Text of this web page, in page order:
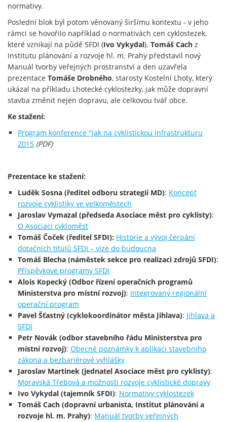
normativy.
Poslední blok byl potom věnovaný širšímu kontextu - v jeho
rámci se hovořilo například o normativách cen cyklostezek,
které vznikají na půdě SFDI (Ivo Vykydal). Tomáš Cach z
Institutu plánování a rozvoje hl. m. Prahy představil nový
Manuál tvorby veřejných prostranství a den uzavřela
prezentace Tomáše Drobného, starosty Kostelní Lhoty, který
ukázal na příkladu Lhotecké cyklostezky, jak může dopravní
stavba změnit nejen dopravu, ale celkovou tvář obce.
Ke stažení:
Program konference "Jak na cyklistickou infrastrukturu
2015 (PDF)
Prezentace ke stažení:
Luděk Sosna (ředitel odboru strategií MD): Koncept
rozvoje cyklistiky ve velkoměstech
Jaroslav Vymazal (předseda Asociace měst pro cyklisty):
O Asociaci cykloměst
Tomáš Čoček (ředitel SFDI): Historie a vývoj čerpání
dotačních titulů SFDI – vize do budoucna
Tomáš Blecha (náměstek sekce pro realizaci zdrojů SFDI):
Příspěvkové programy SFDI
Alois Kopecký (Odbor řízení operačních programů
Ministerstva pro místní rozvoj): Integrovaný regionální
operační program
Pavel Šťastný (cyklokoordinátor města Jihlava): Jihlava a
SFDI
Petr Novák (odbor stavebního řádu Ministerstva pro
místní rozvoj): Obecné poznámky k aplikaci stavebního
zákona a bezbariérové vyhlášky
Jaroslav Martinek (jednatel Asociace měst pro cyklisty):
Moravská Třebová a možnosti rozvoje cyklistické dopravy
Ivo Vykydal (tajemník SFDI): Normativy cyklostezek
Tomáš Cach (dopravní urbanista, Institut plánování a
rozvoje hl. m. Prahy): Manuál tvorby veřejných